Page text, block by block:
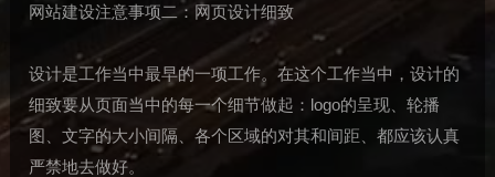
网站建设注意事项二：网页设计细致
设计是工作当中最早的一项工作。在这个工作当中，设计的
细致要从页面当中的每一个细节做起：logo的呈现、轮播
图、文字的大小间隔、各个区域的对其和间距、都应该认真
严禁地去做好。